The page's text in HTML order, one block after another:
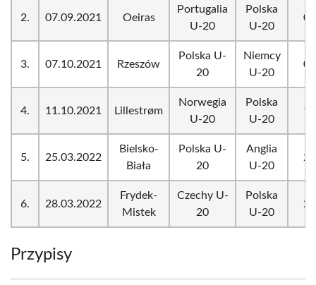
2. 07.09.2021 Oeiras
Portugalia
U-20
Polska
U-20
3. 07.10.2021 Rzeszów
Polska U-
20
Niemcy
U-20
4. 11.10.2021 Lillestrøm
Norwegia
U-20
Polska
U-20
5. 25.03.2022
Bielsko-
Biała
Polska U-
20
Anglia
U-20
6. 28.03.2022
Frydek-
Mistek
Czechy U-
20
Polska
U-20
Przypisy